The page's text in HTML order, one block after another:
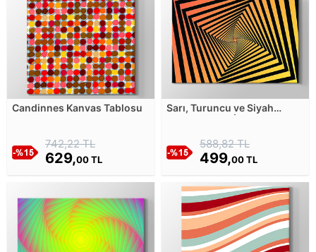
Candinnes Kanvas Tablosu
742,22 TL
629,00 TL
Sarı, Turuncu ve Siyah
588,82 TL
499,00 TL